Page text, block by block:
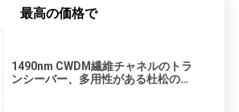
最高の価格で
1490nm CWDM繊維チャネルのトラ
ンシーバー、多用性がある杜松の光